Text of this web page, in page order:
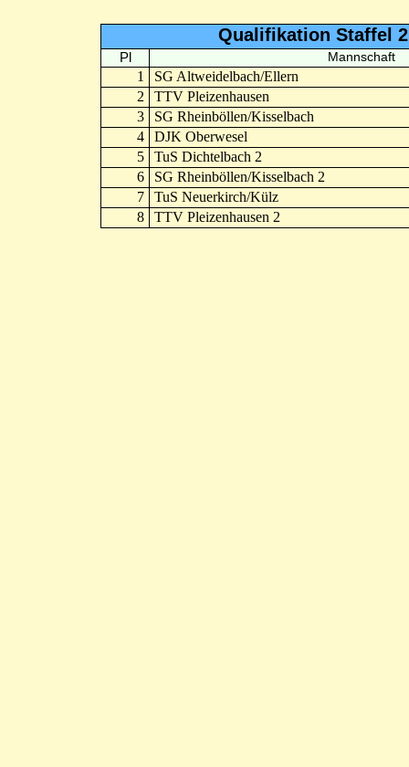
Qualifikation Staffel
Pl Mannschaft
1
SG Altweidelbach/Ellern
2
TTV Pleizenhausen
3
SG Rheinböllen/Kisselbach
4
DJK Oberwesel
5
TuS Dichtelbach 2
6
SG Rheinböllen/Kisselbach 2
7
TuS Neuerkirch/Külz
8
TTV Pleizenhausen 2